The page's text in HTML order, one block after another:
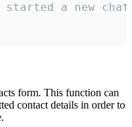
started a new
form. This function can
contact details in order to